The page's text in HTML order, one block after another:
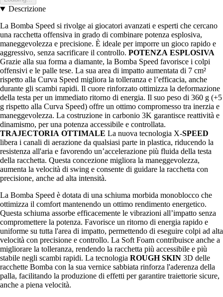
Descrizione
La Bomba Speed si rivolge ai giocatori avanzati e esperti che cercano
una racchetta offensiva in grado di combinare potenza esplosiva,
maneggevolezza e precisione. È ideale per imporre un gioco rapido e
aggressivo, senza sacrificare il controllo. POTENZA ESPLOSIVA
Grazie alla sua forma a diamante, la Bomba Speed favorisce i colpi
offensivi e le palle tese. La sua area di impatto aumentata di 7 cm²
rispetto alla Curva Speed migliora la tolleranza e l’efficacia, anche
durante gli scambi rapidi. Il cuore rinforzato ottimizza la deformazione
della testa per un immediato ritorno di energia. Il suo peso di 360 g (+5
g rispetto alla Curva Speed) offre un ottimo compromesso tra inerzia e
maneggevolezza. La costruzione in carbonio 3K garantisce reattività e
dinamismo, per una potenza accessibile e controllata.
TRAJECTORIA OTTIMALE La nuova tecnologia X-SPEED
libera i canali di aerazione da qualsiasi parte in plastica, riducendo la
resistenza all'aria e favorendo un’accelerazione più fluida della testa
della racchetta. Questa concezione migliora la maneggevolezza,
aumenta la velocità di swing e consente di guidare la racchetta con
precisione, anche ad alta intensità.
La Bomba Speed è dotata di una schiuma morbida monoblocco che
ottimizza il comfort mantenendo un ottimo rendimento energetico.
Questa schiuma assorbe efficacemente le vibrazioni all’impatto senza
compromettere la potenza. Favorisce un ritorno di energia rapido e
uniforme su tutta l'area di impatto, permettendo di eseguire colpi ad alta
velocità con precisione e controllo. La Soft Foam contribuisce anche a
migliorare la tolleranza, rendendo la racchetta più accessibile e più
stabile negli scambi rapidi. La tecnologia ROUGH SKIN 3D delle
racchette Bomba con la sua vernice sabbiata rinforza l'aderenza della
palla, facilitando la produzione di effetti per garantire traiettorie sicure,
anche a piena velocità.